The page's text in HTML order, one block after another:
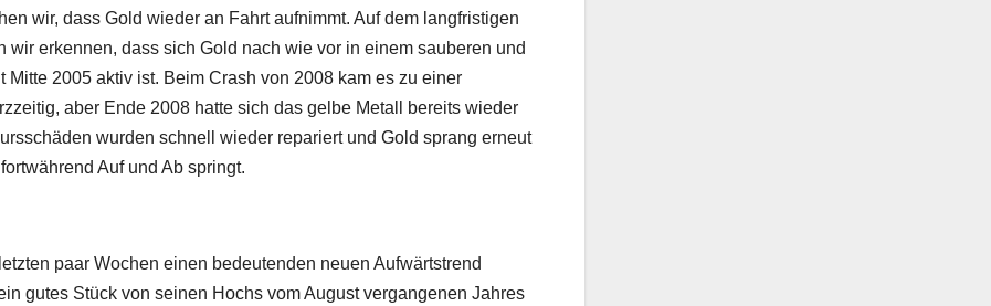
wir, dass Gold wieder an Fahrt aufnimmt. Auf dem langfristigen
erkennen, dass sich Gold nach wie vor in einem sauberen und
2005 aktiv ist. Beim Crash von 2008 kam es zu einer
aber Ende 2008 hatte sich das gelbe Metall bereits wieder
wurden schnell wieder repariert und Gold sprang erneut
Auf und Ab springt.
paar Wochen einen bedeutenden neuen Aufwärtstrend
gutes Stück von seinen Hochs vom August vergangenen Jahres